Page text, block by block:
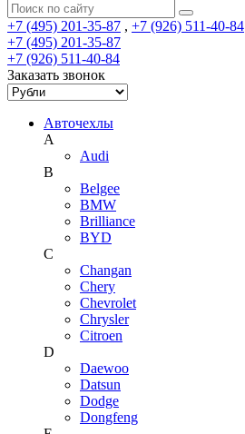
+7 (495) 201-35-87 , +7 (926) 511-40-84
+7 (495) 201-35-87
+7 (926) 511-40-84
Заказать звонок
Авточехлы
A
Audi
B
Belgee
BMW
Brilliance
BYD
C
Changan
Chery
Chevrolet
Chrysler
Citroen
D
Daewoo
Datsun
Dodge
Dongfeng